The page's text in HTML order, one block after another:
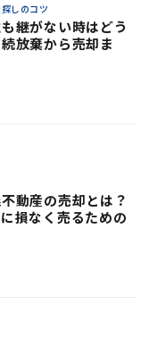
しのコツ
継がない時はどう
放棄から売却ま
動産の売却とは？
損なく売るための